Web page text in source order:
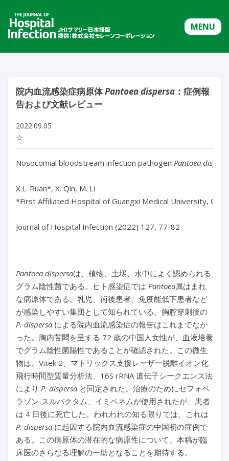
MENU
院内血流感染症病原体Pantoea dispersa ：症例報
告および文献レビュー
2022.09.05
☆
Nosocomial bloodstream infection pathogen Pantoea
X.L. Ruan*, X. Qin, M. Li
*First Affiliated Hospital of Guangxi Medical University, China
Journal of Hospital Infection (2022) 127, 77-82
Pantoea dispersaは、植物、土壌、水中によく認められる
グラム陰性菌である。ヒト感染症では Pantoea属はまれ
な病原体である。乳児、術後患者、免疫能低下患者など
が感染しやすい集団として知られている。胸腔穿刺後の
P. dispersa による院内血流感染症の報告はこれまでなか
った。胸内苦悶を呈する 72 歳の中国人女性が、血液培養
でグラム陰性菌陽性であることが確認された。この微生
物は、Vitek 2、マトリックス支援レーザー脱離イオン化
飛行時間型質量分析法、16S rRNA 遺伝子シークエンス法
により P. dispersa と同定された。治療のためにセフォペ
ラゾン‐スルバクタム、イミペネムが使用されたが、患者
は 4 日後に死亡した。われわれの知る限りでは、これは
P. dispersa に起因する院内血流感染症の中国初の症例で
ある。この病原体の潜在的な病原性について、本稿が臨
床医のさらなる理解の一助となることを期待する。